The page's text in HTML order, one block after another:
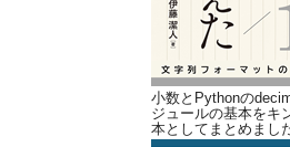
小数とPythonの
ジュールの基本をキ
本としてまとめまし